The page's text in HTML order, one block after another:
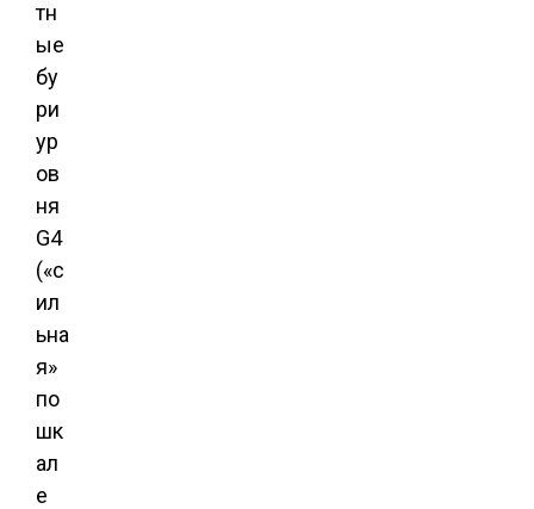
тн
ые
бу
ри
ур
ов
ня
G4
(«с
ил
ьна
я»
по
шк
ал
е